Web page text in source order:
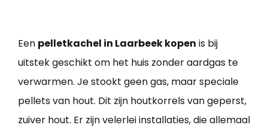
Een pelletkachel in Laarbeek kopen is bij
uitstek geschikt om het huis zonder aardgas te
verwarmen. Je stookt geen gas, maar speciale
pellets van hout. Dit zijn houtkorrels van geperst,
zuiver hout. Er zijn velerlei installaties, die allemaal